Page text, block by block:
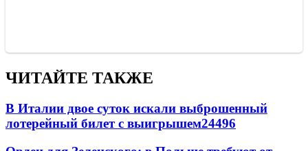
ЧИТАЙТЕ ТАКЖЕ
В Италии двое суток искали выброшенный
лотерейный билет с выигрышем24496